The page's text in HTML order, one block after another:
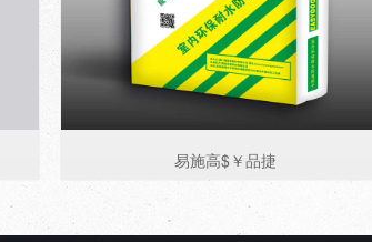
易施高$￥品捷